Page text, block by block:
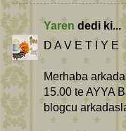
Yaren dedi ki...
D A V E T I Y E
Merhaba
15.00 te AYYA
blogcu